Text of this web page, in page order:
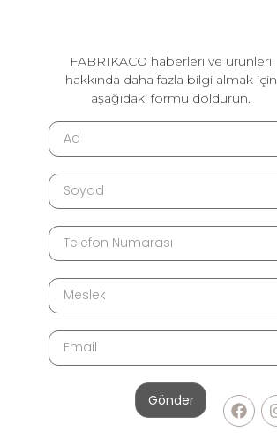
FABRIKACO haberleri ve ürünleri
hakkında daha fazla bilgi almak için
aşağıdaki formu doldurun.
Gönder